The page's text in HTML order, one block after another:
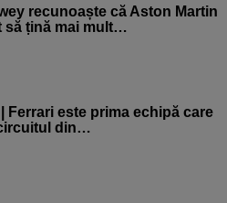
recunoaște că Aston Martin
să țină mai mult…
Ferrari este prima echipă care
din…